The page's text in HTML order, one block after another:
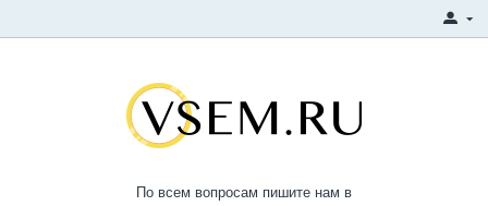
По всем вопросам пишите нам в